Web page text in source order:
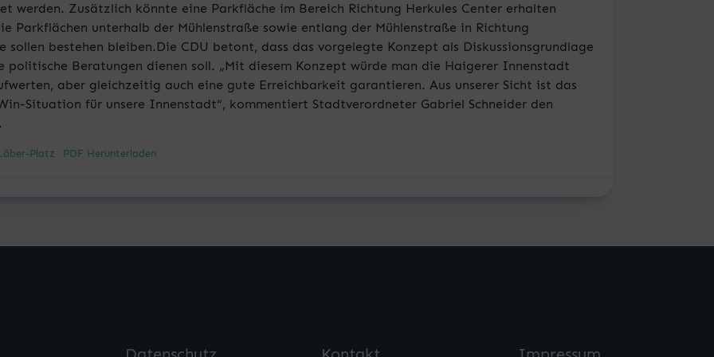
werden. Zusätzlich könnte eine Parkfläche im Bereich Richtung Herkules Center erhalten
Parkflächen unterhalb der Mühlenstraße sowie entlang der Mühlenstraße in Richtung
sollen bestehen bleiben.Die CDU betont, dass das vorgelegte Konzept als Diskussionsgrundlage
politische Beratungen dienen soll. „Mit diesem Konzept würde man die Haigerer Innenstadt
aber gleichzeitig auch eine gute Erreichbarkeit garantieren. Aus unserer Sicht ist das
Situation für unsere Innenstadt“, kommentiert Stadtverordneter Gabriel Schneider den
Platz PDF Herunterladen